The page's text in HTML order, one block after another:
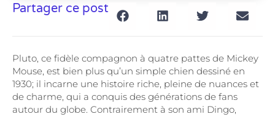
Partager ce post
Pluto, ce fidèle compagnon à quatre pattes de Mickey
Mouse, est bien plus qu’un simple chien dessiné en
1930; il incarne une histoire riche, pleine de nuances et
de charme, qui a conquis des générations de fans
autour du globe. Contrairement à son ami Dingo,